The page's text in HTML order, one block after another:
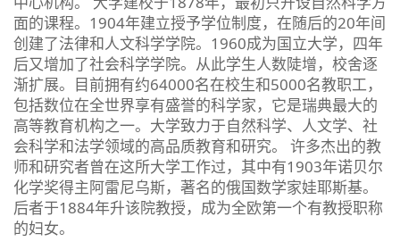
面的课程。1904年建立授予学位制度，在随后的20年间
创建了法律和人文科学学院。1960成为国立大学，四年
后又增加了社会科学学院。从此学生人数陡增，校舍逐
渐扩展。目前拥有约64000名在校生和5000名教职工，
包括数位在全世界享有盛誉的科学家，它是瑞典最大的
高等教育机构之一。大学致力于自然科学、人文学、社
会科学和法学领域的高品质教育和研究。 许多杰出的教
师和研究者曾在这所大学工作过，其中有1903年诺贝尔
化学奖得主阿雷尼乌斯，著名的俄国数学家娃耶斯基。
后者于1884年升该院教授，成为全欧第一个有教授职称
的妇女。